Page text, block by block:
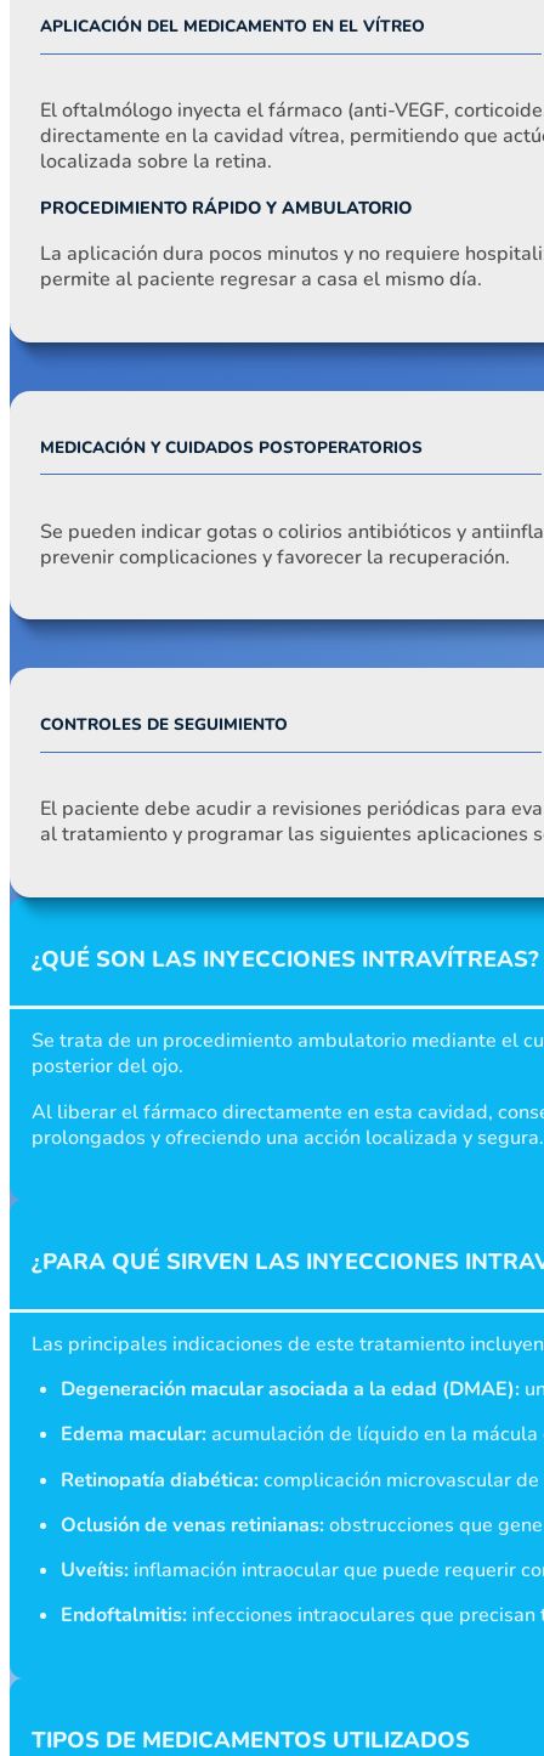
APLICACIÓN DEL MEDICAMENTO EN EL VÍTREO
El oftalmólogo inyecta el fármaco (anti-VEGF,
directamente en la cavidad vítrea, permitiendo que
localizada sobre la retina.
PROCEDIMIENTO RÁPIDO Y AMBULATORIO
La aplicación dura pocos minutos y no requiere
permite al paciente regresar a casa el mismo día.
MEDICACIÓN Y CUIDADOS POSTOPERATORIOS
Se pueden indicar gotas o colirios antibióticos y
prevenir complicaciones y favorecer la recuperación.
CONTROLES DE SEGUIMIENTO
El paciente debe acudir a revisiones periódicas para
al tratamiento y programar las siguientes aplicaciones
¿QUÉ SON LAS INYECCIONES INTRAVÍTREAS?
Se trata de un procedimiento ambulatorio mediante el
posterior del ojo.
Al liberar el fármaco directamente en esta cavidad,
prolongados y ofreciendo una acción localizada y segura.
¿PARA QUÉ SIRVEN LAS INYECCIONES
Las principales indicaciones de este tratamiento
Degeneración macular asociada a la edad (DMAE):
Edema macular:acumulación de líquido en la
Retinopatía diabética:complicación microvascular
Oclusión de venas retinianas:obstrucciones que
Uveítis: inflamación intraocular que puede requerir
Endoftalmitis: infecciones intraoculares que
TIPOS DE MEDICAMENTOS UTILIZADOS